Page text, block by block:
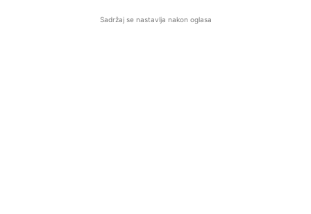
Sadržaj se nastavlja nakon oglasa